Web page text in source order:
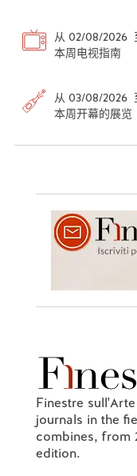
从 02/08/2026
本周电视指南
从 03/08/2026
本周开幕的展览
Finestre
journals in the
combines, from
edition.